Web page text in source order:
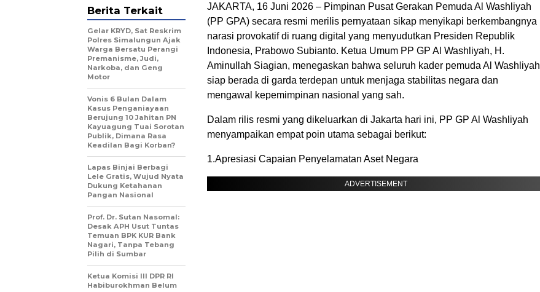
JAKARTA, 16 Juni 2026 – Pimpinan Pusat Gerakan Pemuda Al Washliyah
(PP GPA) secara resmi merilis pernyataan sikap menyikapi berkembangnya
narasi provokatif di ruang digital yang menyudutkan Presiden Republik
Indonesia, Prabowo Subianto. Ketua Umum PP GP Al Washliyah, H.
Aminullah Siagian, menegaskan bahwa seluruh kader pemuda Al Washliyah
siap berada di garda terdepan untuk menjaga stabilitas negara dan
mengawal kepemimpinan nasional yang sah.
Dalam rilis resmi yang dikeluarkan di Jakarta hari ini, PP GP Al Washliyah
menyampaikan empat poin utama sebagai berikut:
1.Apresiasi Capaian Penyelamatan Aset Negara
ADVERTISEMENT
Berita Terkait
Gelar KRYD, Sat Reskrim
Polres Simalungun Ajak
Warga Bersatu Perangi
Premanisme, Judi,
Narkoba, dan Geng
Motor
Vonis 6 Bulan Dalam
Kasus Penganiayaan
Berujung 10 Jahitan PN
Kayuagung Tuai Sorotan
Publik, Dimana Rasa
Keadilan Bagi Korban?
Lapas Binjai Berbagi
Lele Gratis, Wujud Nyata
Dukung Ketahanan
Pangan Nasional
Prof. Dr. Sutan Nasomal:
Desak APH Usut Tuntas
Temuan BPK KUR Bank
Nagari, Tanpa Tebang
Pilih di Sumbar
Ketua Komisi III DPR RI
Habiburokhman Belum